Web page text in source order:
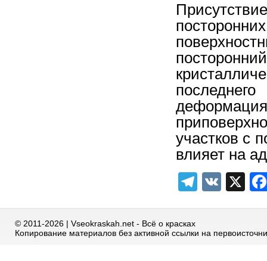
участков с
влияет на
VK X
© 2011-2026 | Vseokraskah.net - Всё о красках
Копирование материалов без активной ссылки на